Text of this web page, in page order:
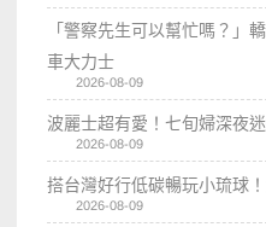
「警察先生可以幫忙嗎？
車大力士
2026-08-09
波麗士超有愛！七旬婦深夜
2026-08-09
搭台灣好行低碳暢玩小琉球
2026-08-09